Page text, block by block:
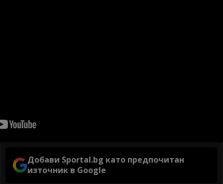
Добави Sportal.bg като предпочитан
източник в Google